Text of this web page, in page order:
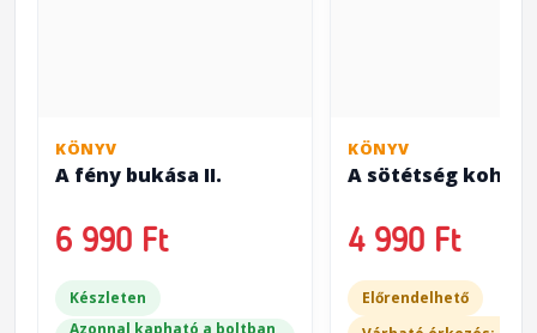
KÖNYV
A fény bukása II.
6 990 Ft
Készleten
Azonnal kapható a boltban
KÖNYV
A sötétség kohója
4 990 Ft
Előrendelhető